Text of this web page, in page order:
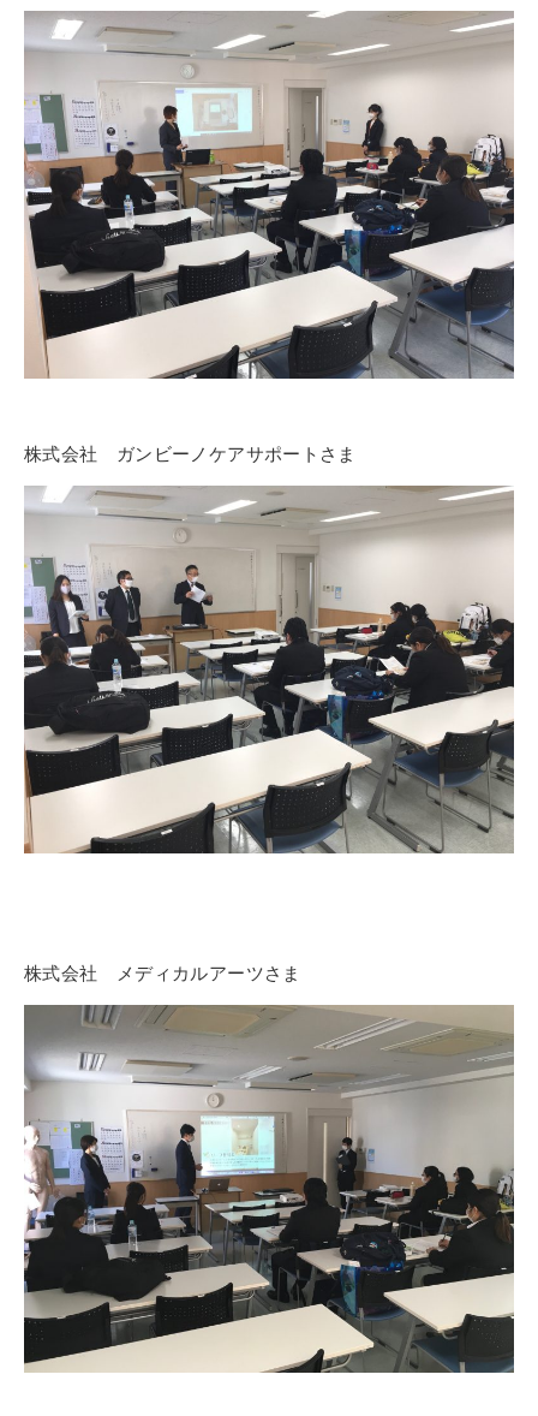
1号館総合受付：〒194-0022 東京都町田市森野1-7-8
TEL：042-729-1026 (平日8時30分〜17時30分)
株式会社 ガンビーノケアサポートさま
株式会社 メディカルアーツさま